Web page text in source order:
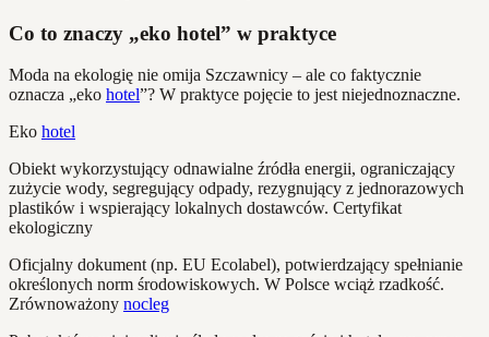
Co to znaczy „eko hotel” w praktyce
Moda na ekologię nie omija Szczawnicy – ale co faktycznie
oznacza „eko hotel”? W praktyce pojęcie to jest niejednoznaczne.
Eko hotel
Obiekt wykorzystujący odnawialne źródła energii, ograniczający
zużycie wody, segregujący odpady, rezygnujący z jednorazowych
plastików i wspierający lokalnych dostawców. Certyfikat
ekologiczny
Oficjalny dokument (np. EU Ecolabel), potwierdzający spełnianie
określonych norm środowiskowych. W Polsce wciąż rzadkość.
Zrównoważony nocleg